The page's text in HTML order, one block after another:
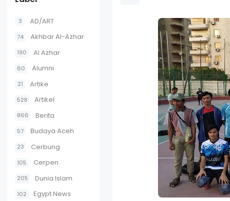
3 AD/ART
74 Akhbar Al-Azhar
190 Al Azhar
60 Alumni
21 Artike
528 Artikel
866 Berita
57 Budaya Aceh
23 Cerbung
105 Cerpen
205 Dunia Islam
102 Egypt News